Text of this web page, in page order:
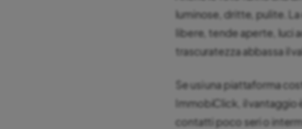
luminose, dritte, pulite.
libere, tende aperte, luci
trascuratezza abbassa il
Se usi una piattaforma
ImmobiClick, il vantaggio
contatti poco seri o